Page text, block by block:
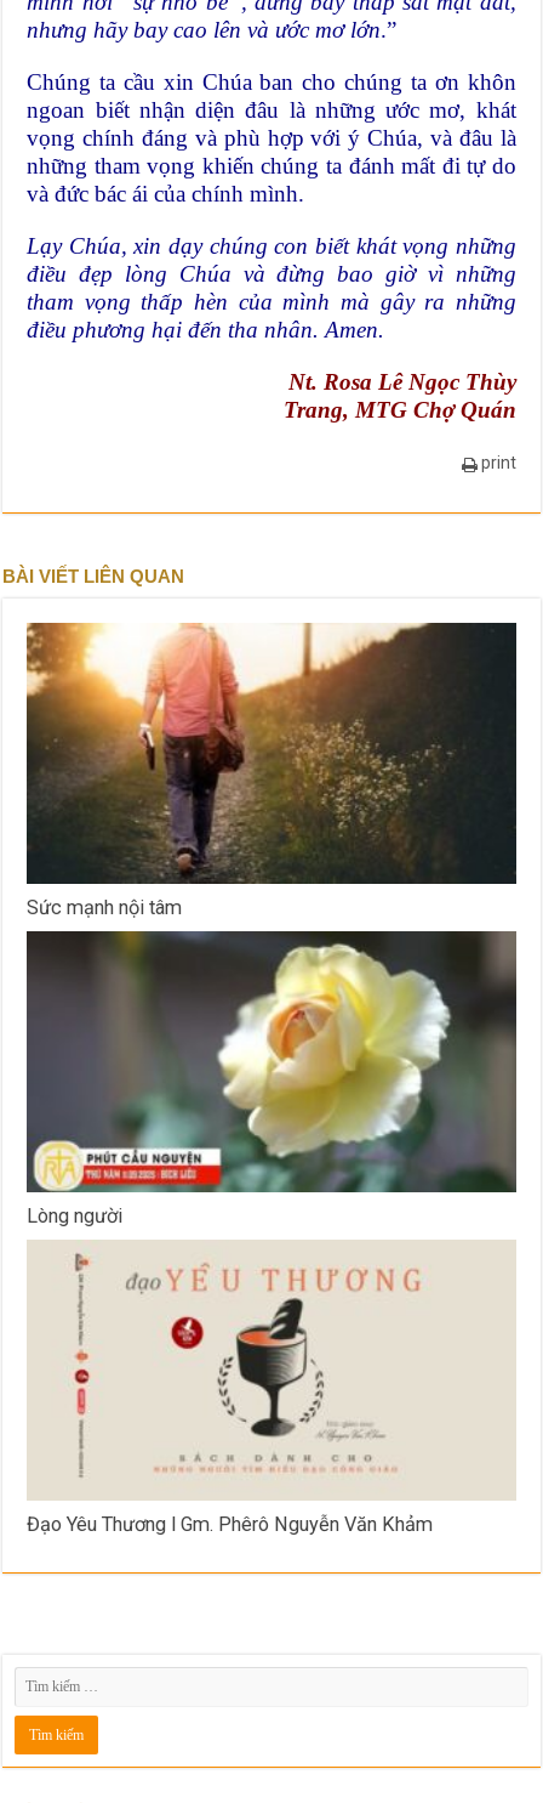
nhưng hãy bay cao lên và ước mơ lớn.”
Chúng ta cầu xin Chúa ban cho chúng ta ơn khôn
ngoan biết nhận diện đâu là những ước mơ, khát
vọng chính đáng và phù hợp với ý Chúa, và đâu là
những tham vọng khiến chúng ta đánh mất đi tự do
và đức bác ái của chính mình.
Lạy Chúa, xin dạy chúng con biết khát vọng những
điều đẹp lòng Chúa và đừng bao giờ vì những
tham vọng thấp hèn của mình mà gây ra những
điều phương hại đến tha nhân. Amen.
Nt. Rosa Lê Ngọc Thùy
Trang, MTG Chợ Quán
print
BÀI VIẾT LIÊN QUAN
Sức mạnh nội tâm
Lòng người
Đạo Yêu Thương l Gm. Phêrô Nguyễn Văn Khảm